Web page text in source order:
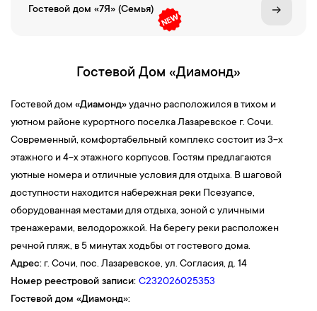
Гостевой дом «7Я» (Семья)
Гостевой Дом «Диамонд»
Гостевой дом «Диамонд»удачно расположился в тихом и
уютном районе курортного поселка Лазаревское г. Сочи.
Современный, комфортабельный комплекс состоит из 3-х
этажного и 4-х этажного корпусов. Гостям предлагаются
уютные номера и отличные условия для отдыха. В шаговой
доступности находится набережная реки Псезуапсе,
оборудованная местами для отдыха, зоной с уличными
тренажерами, велодорожкой. На берегу реки расположен
речной пляж, в 5 минутах ходьбы от гостевого дома.
Адрес: г. Сочи, пос. Лазаревское, ул. Согласия, д. 14
Номер реестровой записи: С232026025353
Гостевой дом «Диамонд»: